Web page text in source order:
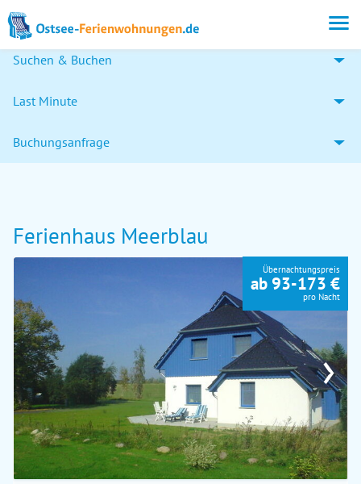
Suchen & Buchen
Last Minute
Buchungsanfrage
Ferienhaus Meerblau
›
Übernachtungspreis
ab 93-173 €
pro Nacht